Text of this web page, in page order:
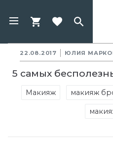
22.08.2017 ЮЛИЯ
5 самых
Макияж макияж